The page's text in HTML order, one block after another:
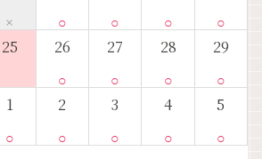
× ○ ○ ○ ○
25 26
○
27
○
28
○
29
○
1
○
2
○
3
○
4
○
5
○